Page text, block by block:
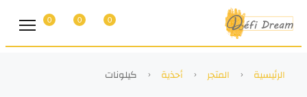
0
0
0
الرئيسية المتجر أحذية كيلونات